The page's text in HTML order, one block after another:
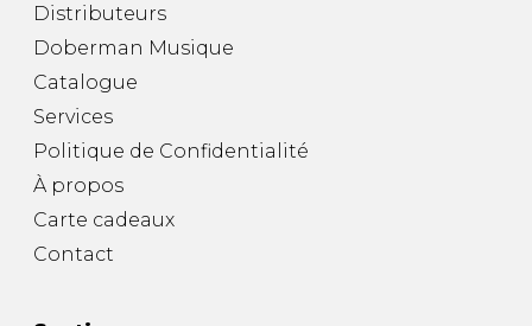
Distributeurs
Doberman Musique
Catalogue
Services
Politique de Confidentialité
À propos
Carte cadeaux
Contact